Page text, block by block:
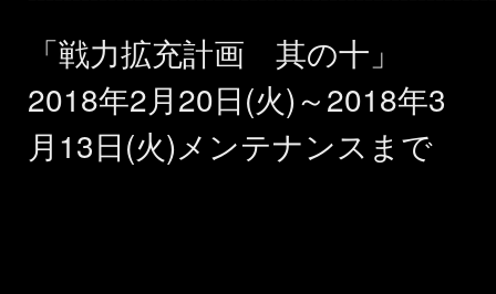
「戦力拡充計画 其の十」
2018年2月20日(火)～2018年3
月13日(火)メンテナンスまで